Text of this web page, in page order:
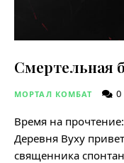
Смертельная
МОРТАЛ КОМБАТ 0
Время на прочтение:
Деревня Вуху
священника